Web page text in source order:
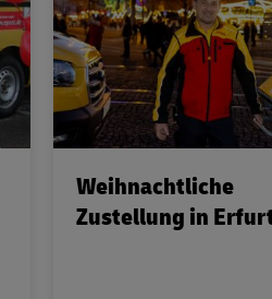
Weihnachtliche
Zustellung in